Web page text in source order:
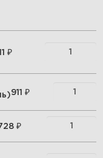
₽
911 ₽
₽